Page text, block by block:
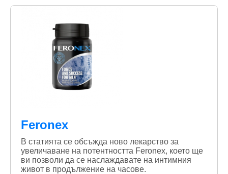
Feronex
В статията се обсъжда ново лекарство за
увеличаване на потентността Feronex, което ще
ви позволи да се наслаждавате на интимния
живот в продължение на часове.